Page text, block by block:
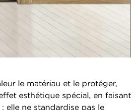
le matériau et le protéger,
esthétique spécial, en faisant
elle ne standardise pas le